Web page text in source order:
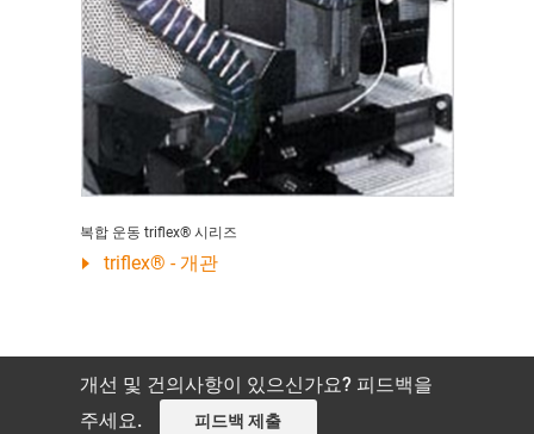
복합 운동 triflex® 시리즈
triflex® - 개관
개선 및 건의사항이 있으신가요? 피드백을
주세요.
피드백 제출